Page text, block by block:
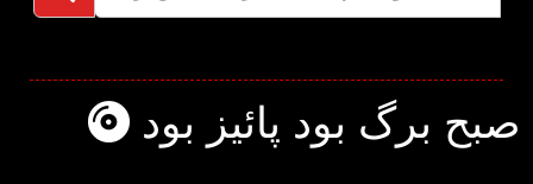
صبح برگ بود پائیز بود